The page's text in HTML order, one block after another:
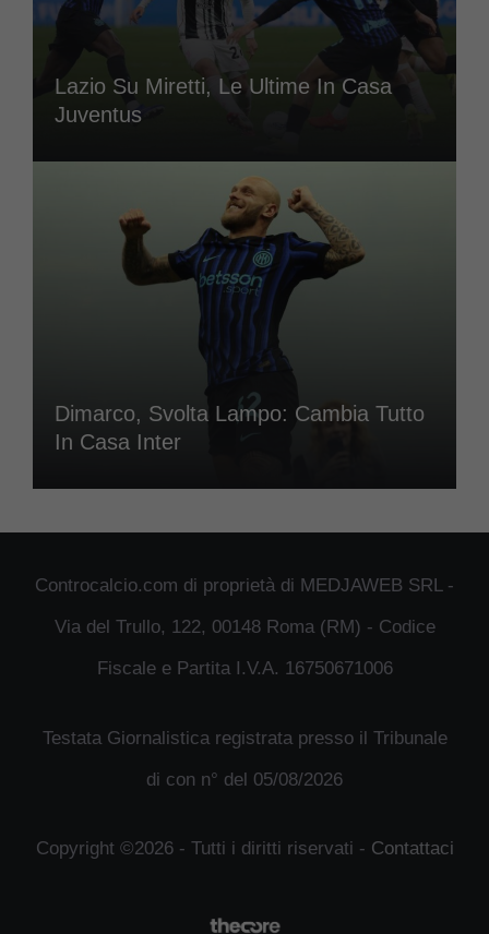
Lazio Su Miretti, Le Ultime In Casa
Juventus
Dimarco, Svolta Lampo: Cambia Tutto
In Casa Inter
Controcalcio.com di proprietà di MEDJAWEB SRL -
Via del Trullo, 122, 00148 Roma (RM) - Codice
Fiscale e Partita I.V.A. 16750671006
Testata Giornalistica registrata presso il Tribunale
di con n° del 05/08/2026
Copyright ©2026 - Tutti i diritti riservati - Contattaci